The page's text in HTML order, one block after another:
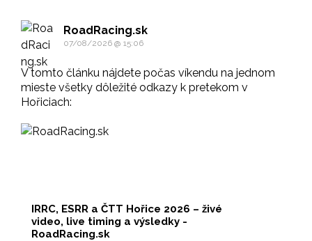
RoadRacing.sk
07/08/2026 @ 15:06
V tomto článku nájdete počas víkendu na jednom
mieste všetky dôležité odkazy k pretekom v
Hořiciach:
IRRC, ESRR a ČTT Hořice 2026 – živé
video, live timing a výsledky -
RoadRacing.sk